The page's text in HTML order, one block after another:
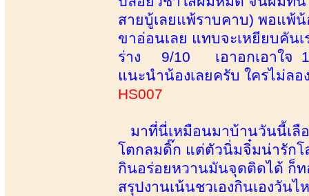
สายบู้เลยแพ้ราบคาบ) พอแพ้
ขาอ่อนเลย แทบจะเหยีย
ร่าง 9/10 เอาอกเอาใ
แนะนำน้องเลยครับ ใครไม่ลอ
HS007
มาที่นี่เหมือนมาบ้านวันนี้เลื
โตกลมดิ๊ก แต่ตัวนิ่มจิ๋มน่ารักโ
กินอร่อยหวานมันจุดติดได้ ก็ท
สรุปงานเน้นชวเองกินเองวัน